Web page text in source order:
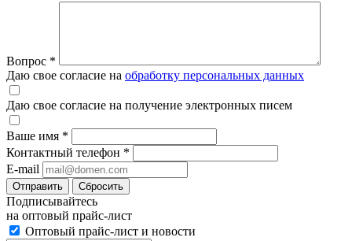
Вопрос *
Даю свое согласие на обработку персональных данных
Даю свое согласие на получение электронных писем
Ваше имя *
Контактный телефон *
E-mail
Отправить Сбросить
Подписывайтесь
на оптовый прайс-лист
Оптовый прайс-лист и новости